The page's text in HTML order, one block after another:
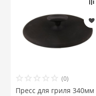
(0)
Пресс для гриля 340мм